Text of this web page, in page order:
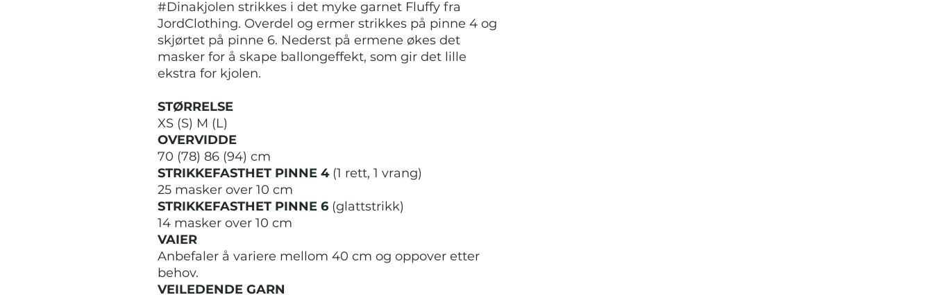
#Dinakjolen strikkes i det myke garnet Fluffy fra
JordClothing. Overdel og ermer strikkes på pinne 4 og
skjørtet på pinne 6. Nederst på ermene økes det
masker for å skape ballongeffekt, som gir det lille
ekstra for kjolen.
STØRRELSE
XS (S) M (L)
OVERVIDDE
70 (78) 86 (94) cm
STRIKKEFASTHET PINNE 4(1 rett, 1 vrang)
25 masker over 10 cm
STRIKKEFASTHET PINNE 6 (glattstrikk)
14 masker over 10 cm
VAIER
Anbefaler å variere mellom 40 cm og oppover etter
behov.
VEILEDENDE GARN